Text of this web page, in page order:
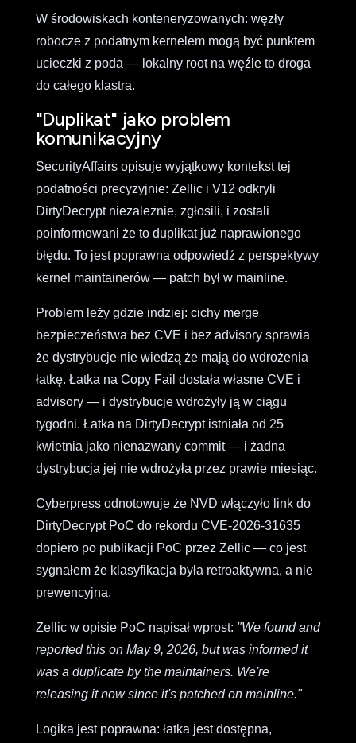
W środowiskach konteneryzowanych: węzły
robocze z podatnym kernelem mogą być punktem
ucieczki z poda — lokalny root na węźle to droga
do całego klastra.
"Duplikat" jako problem
komunikacyjny
SecurityAffairs opisuje wyjątkowy kontekst tej
podatności precyzyjnie: Zellic i V12 odkryli
DirtyDecrypt niezależnie, zgłosili, i zostali
poinformowani że to duplikat już naprawionego
błędu. To jest poprawna odpowiedź z perspektywy
kernel maintainerów — patch był w mainline.
Problem leży gdzie indziej: cichy merge
bezpieczeństwa bez CVE i bez advisory sprawia
że dystrybucje nie wiedzą że mają do wdrożenia
łatkę. Łatka na Copy Fail dostała własne CVE i
advisory — i dystrybucje wdrożyły ją w ciągu
tygodni. Łatka na DirtyDecrypt istniała od 25
kwietnia jako nienazwany commit — i żadna
dystrybucja jej nie wdrożyła przez prawie miesiąc.
Cyberpress odnotowuje że NVD włączyło link do
DirtyDecrypt PoC do rekordu CVE-2026-31635
dopiero po publikacji PoC przez Zellic — co jest
sygnałem że klasyfikacja była retroaktywna, a nie
prewencyjna.
Zellic w opisie PoC napisał wprost: "We found and
reported this on May 9, 2026, but was informed it
was a duplicate by the maintainers. We're
releasing it now since it's patched on mainline."
Logika jest poprawna: łatka jest dostępna,